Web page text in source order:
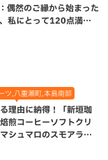
偶然のご縁から始まった
私にとって120点満点
ツ,八重瀬町,本島南部
理由に納得！「新垣珈
煎コーヒーソフトクリ
シュマロのスモアラテ